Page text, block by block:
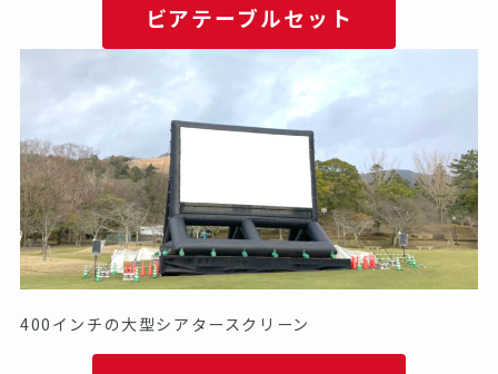
ビアテーブルセット
400インチの大型シアタースクリーン